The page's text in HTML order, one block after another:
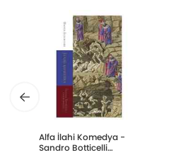
Alfa İlahi Komedya -
Sandro Botticelli